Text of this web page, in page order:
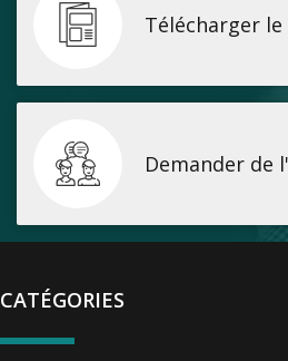
Télécharger
Demander de
CATÉGORIES